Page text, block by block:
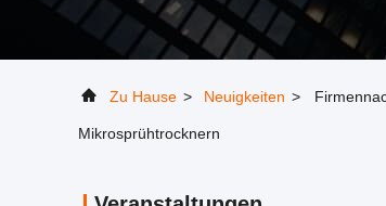
Zu Hause > Neuigkeiten >
Mikrosprühtrocknern